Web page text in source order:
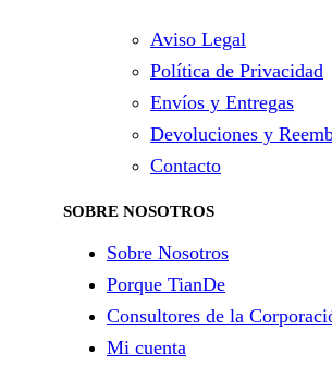
Aviso Legal
Política de Privacidad
Envíos y Entregas
Devoluciones y
Contacto
SOBRE NOSOTROS
Sobre Nosotros
Porque TianDe
Consultores de la
Mi cuenta